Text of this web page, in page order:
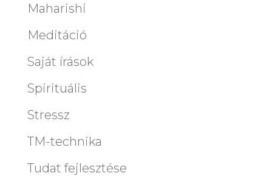
Maharishi
Meditáció
Saját írások
Spirituális
Stressz
TM-technika
Tudat fejlesztése